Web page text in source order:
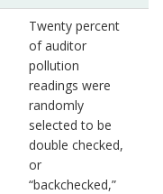
Twenty percent
of auditor
pollution
readings were
randomly
selected to be
double checked,
or
“backchecked,”